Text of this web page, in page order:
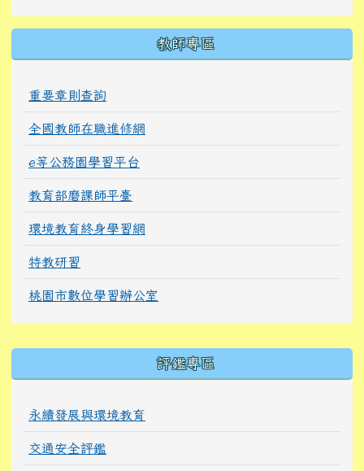
教師專區
重要章則查詢
全國教師在職進修網
e等公務園學習平台
教育部磨課師平臺
環境教育終身學習網
特教研習
桃園市數位學習辦公室
評鑑專區
永續發展與環境教育
交通安全評鑑